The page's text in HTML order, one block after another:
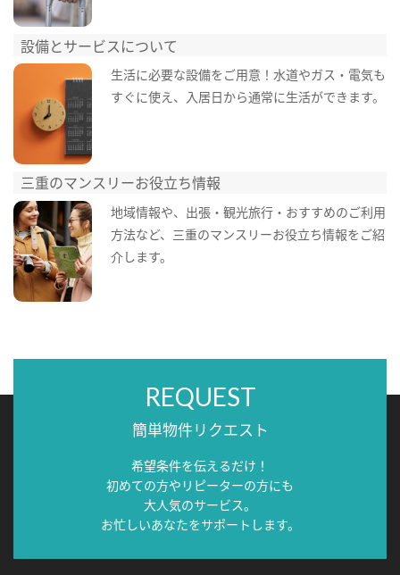
設備とサービスについて
生活に必要な設備をご用意！水道やガス・電気も
すぐに使え、入居日から通常に生活ができます。
三重のマンスリーお役立ち情報
地域情報や、出張・観光旅行・おすすめのご利用
方法など、三重のマンスリーお役立ち情報をご紹
介します。
REQUEST
簡単物件リクエスト
希望条件を伝えるだけ！
初めての方やリピーターの方にも
大人気のサービス。
お忙しいあなたをサポートします。